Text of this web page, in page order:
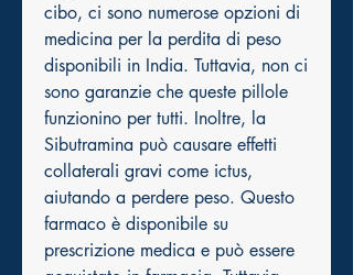
cibo, ci sono numerose opzioni di
medicina per la perdita di peso
disponibili in India. Tuttavia, non ci
sono garanzie che queste pillole
funzionino per tutti. Inoltre, la
Sibutramina può causare effetti
collaterali gravi come ictus,
aiutando a perdere peso. Questo
farmaco è disponibile su
prescrizione medica e può essere